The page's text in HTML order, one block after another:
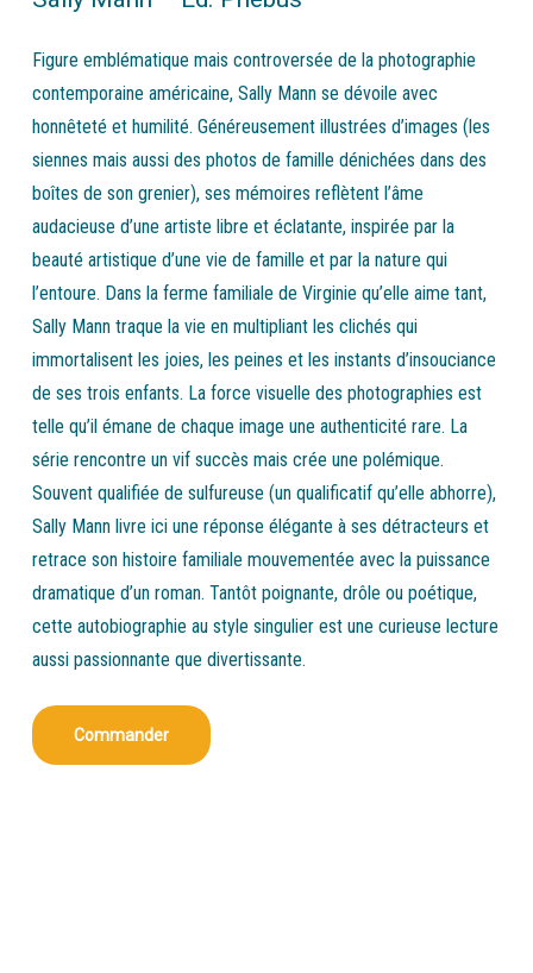
Figure emblématique mais controversée de la photographie
contemporaine américaine, Sally Mann se dévoile avec
honnêteté et humilité. Généreusement illustrées d’images (les
siennes mais aussi des photos de famille dénichées dans des
boîtes de son grenier), ses mémoires reflètent l’âme
audacieuse d’une artiste libre et éclatante, inspirée par la
beauté artistique d’une vie de famille et par la nature qui
l’entoure. Dans la ferme familiale de Virginie qu’elle aime tant,
Sally Mann traque la vie en multipliant les clichés qui
immortalisent les joies, les peines et les instants d’insouciance
de ses trois enfants. La force visuelle des photographies est
telle qu’il émane de chaque image une authenticité rare. La
série rencontre un vif succès mais crée une polémique.
Souvent qualifiée de sulfureuse (un qualificatif qu’elle abhorre),
Sally Mann livre ici une réponse élégante à ses détracteurs et
retrace son histoire familiale mouvementée avec la puissance
dramatique d’un roman. Tantôt poignante, drôle ou poétique,
cette autobiographie au style singulier est une curieuse lecture
aussi passionnante que divertissante.
Commander